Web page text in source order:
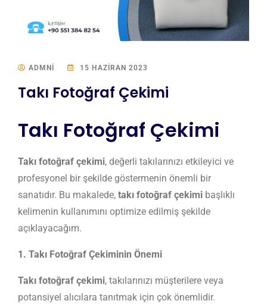
ADMNI 15 HAZIRAN 2023
Takı Fotoğraf Çekimi
Takı Fotoğraf Çekimi
Takı fotoğraf çekimi, değerli takılarınızı etkileyici ve
profesyonel bir şekilde göstermenin önemli bir
sanatıdır. Bu makalede, takı fotoğraf çekimi başlıklı
kelimenin kullanımını optimize edilmiş şekilde
açıklayacağım.
1. Takı Fotoğraf Çekiminin Önemi
Takı fotoğraf çekimi, takılarınızı müşterilere veya
potansiyel alıcılara tanıtmak için çok önemlidir.